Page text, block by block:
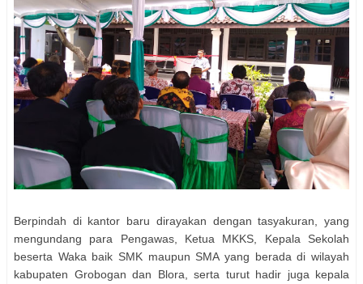
Berpindah di kantor baru dirayakan dengan tasyakuran, yang
mengundang para Pengawas, Ketua MKKS, Kepala Sekolah
beserta Waka baik SMK maupun SMA yang berada di wilayah
kabupaten Grobogan dan Blora, serta turut hadir juga kepala